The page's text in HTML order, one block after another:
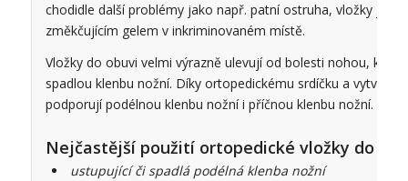
chodidle další problémy jako např. patní ostruha, vložky jsou
změkčujícím gelem v inkriminovaném místě.
Vložky do obuvi velmi výrazně ulevují od bolesti nohou,
spadlou klenbu nožní. Díky ortopedickému srdíčku a
podporují podélnou klenbu nožní i příčnou klenbu nožní.
Nejčastější použití ortopedické vložky do
ustupující či spadlá podélná klenba nožní